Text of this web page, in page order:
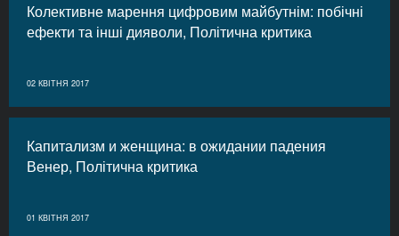
Колективне марення цифровим майбутнім: побічні
ефекти та інші дияволи, Політична критика
02 КВІТНЯ 2017
Капитализм и женщина: в ожидании падения
Венер, Політична критика
01 КВІТНЯ 2017